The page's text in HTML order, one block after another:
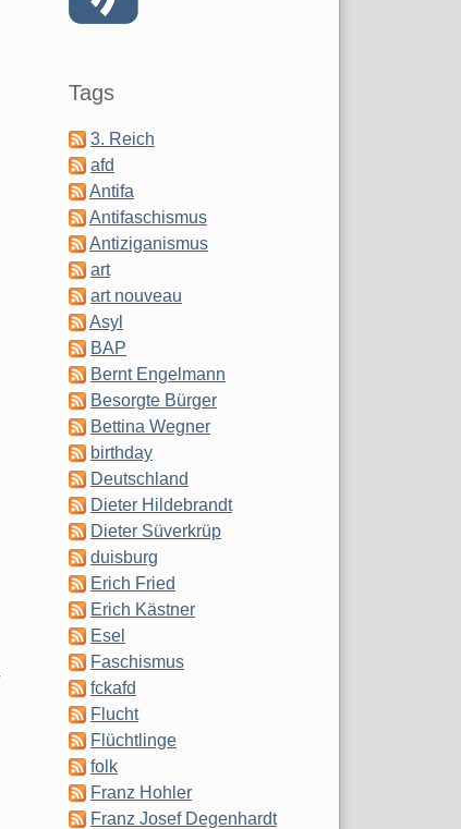
Tags
3. Reich
afd
Antifa
Antifaschismus
Antiziganismus
art
art nouveau
Asyl
BAP
Bernt Engelmann
Besorgte Bürger
Bettina Wegner
birthday
Deutschland
Dieter Hildebrandt
Dieter Süverkrüp
duisburg
Erich Fried
Erich Kästner
Esel
Faschismus
fckafd
Flucht
Flüchtlinge
folk
Franz Hohler
Franz Josef Degenhardt